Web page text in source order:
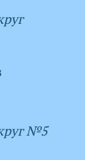
№5